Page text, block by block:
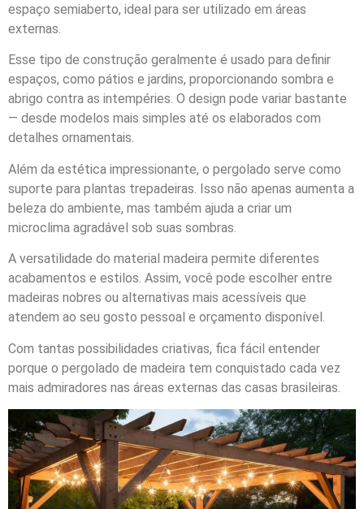
espaço semiaberto, ideal para ser utilizado em áreas
externas.
Esse tipo de construção geralmente é usado para definir
espaços, como pátios e jardins, proporcionando sombra e
abrigo contra as intempéries. O design pode variar bastante
— desde modelos mais simples até os elaborados com
detalhes ornamentais.
Além da estética impressionante, o pergolado serve como
suporte para plantas trepadeiras. Isso não apenas aumenta a
beleza do ambiente, mas também ajuda a criar um
microclima agradável sob suas sombras.
A versatilidade do material madeira permite diferentes
acabamentos e estilos. Assim, você pode escolher entre
madeiras nobres ou alternativas mais acessíveis que
atendem ao seu gosto pessoal e orçamento disponível.
Com tantas possibilidades criativas, fica fácil entender
porque o pergolado de madeira tem conquistado cada vez
mais admiradores nas áreas externas das casas brasileiras.